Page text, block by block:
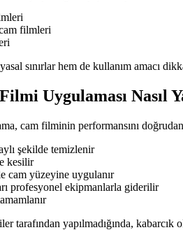
filmleri
sınırlar hem de kullanım amacı
Uygulaması Nasıl
cam filminin performansını
şekilde temizlenir
kesilir
cam yüzeyine uygulanır
profesyonel ekipmanlarla giderilir
tarafından yapılmadığında,